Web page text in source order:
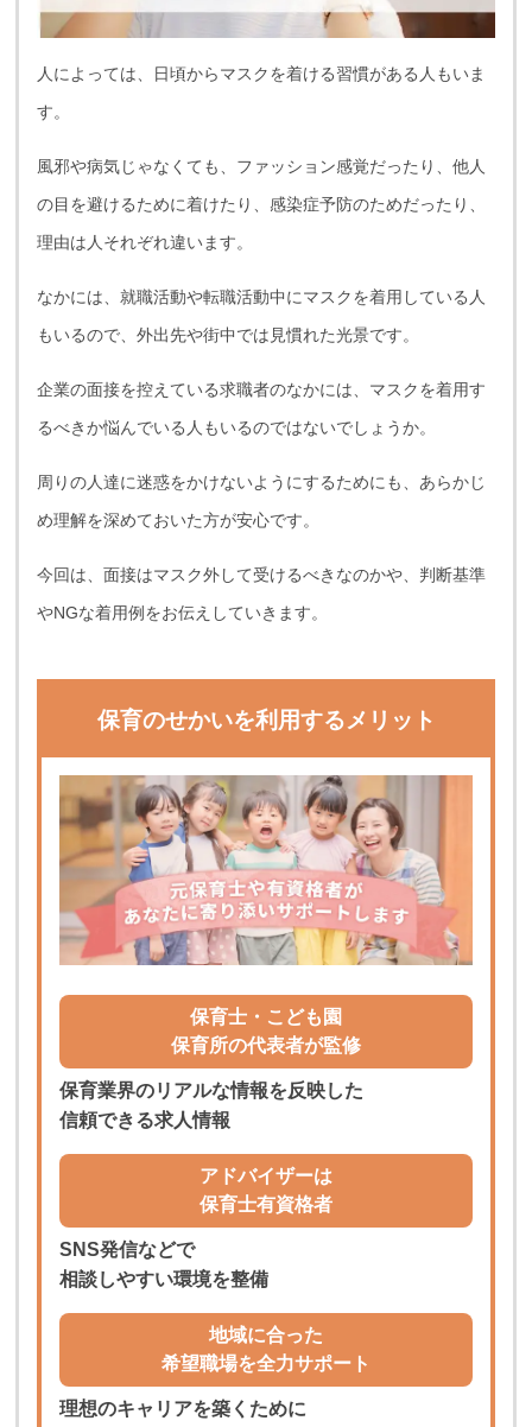
人によっては、日頃からマスクを着ける習慣がある人もいま
す。
風邪や病気じゃなくても、ファッション感覚だったり、他人
の目を避けるために着けたり、感染症予防のためだったり、
理由は人それぞれ違います。
なかには、就職活動や転職活動中にマスクを着用している人
もいるので、外出先や街中では見慣れた光景です。
企業の面接を控えている求職者のなかには、マスクを着用す
るべきか悩んでいる人もいるのではないでしょうか。
周りの人達に迷惑をかけないようにするためにも、あらかじ
め理解を深めておいた方が安心です。
今回は、面接はマスク外して受けるべきなのかや、判断基準
やNGな着用例をお伝えしていきます。
保育のせかいを利用するメリット
保育士・こども園
保育所の代表者が監修
保育業界のリアルな情報を反映した
信頼できる求人情報
アドバイザーは
保育士有資格者
SNS発信などで
相談しやすい環境を整備
地域に合った
希望職場を全力サポート
理想のキャリアを築くために